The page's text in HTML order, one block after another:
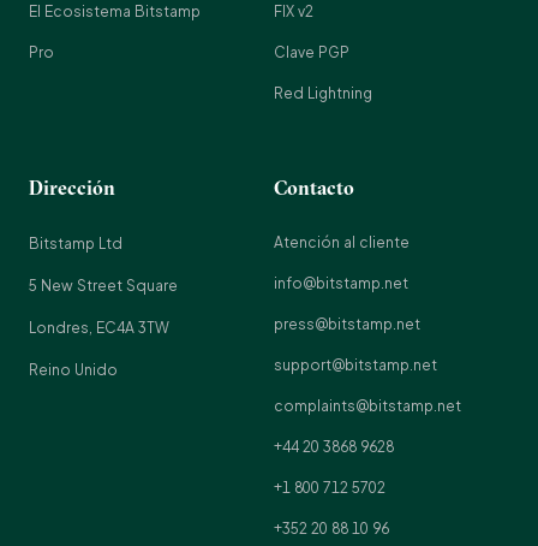
El Ecosistema Bitstamp
Pro
FIX v2
Clave PGP
Red Lightning
Dirección
Bitstamp Ltd
5 New Street Square
Londres, EC4A 3TW
Reino Unido
Contacto
Atención al cliente
info@bitstamp.net
press@bitstamp.net
support@bitstamp.net
complaints@bitstamp.net
+44 20 3868 9628
+1 800 712 5702
+352 20 88 10 96